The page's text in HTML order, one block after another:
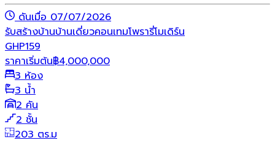
ดันเมื่อ 07/07/2026
รับสร้างบ้านบ้านเดี่ยวคอนเทมโพรารี่โมเดิร์น
GHP159
ราคาเริ่มต้น฿4,000,000
3 ห้อง
3 น้ำ
2 คัน
2 ชั้น
203 ตร.ม